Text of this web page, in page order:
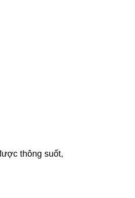
thông suốt,